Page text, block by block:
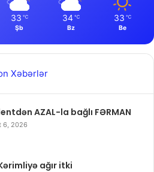
33 ℃
Şb
34 ℃
Bz
33 ℃
Be
Xəbərlər
AZAL-la bağlı FƏRMAN
6, 2026
ağır itki